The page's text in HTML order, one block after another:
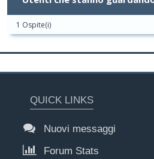
1 Ospite(i)
QUICK LINKS
Nuovi messaggi
Forum Stats